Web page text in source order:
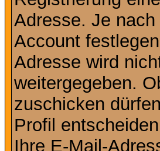
Adresse. Je
Account
Adresse wird
weitergegeben.
zuschicken
Profil
Ihre E-Mail-